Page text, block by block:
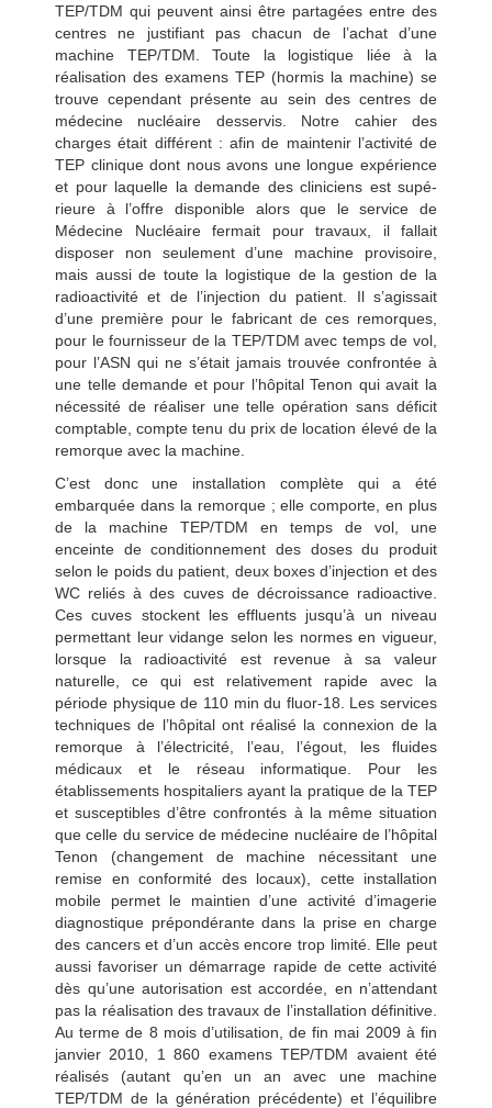
TEP/TDM qui peuvent ainsi être partagées entre des
centres ne justifiant pas chacun de l’achat d’une
machine TEP/TDM. Toute la logistique liée à la
réalisation des examens TEP (hormis la machine) se
trouve cependant présente au sein des centres de
médecine nucléaire desservis. Notre cahier des
charges était différent : afin de maintenir l’activité de
TEP clinique dont nous avons une longue expérience
et pour laquelle la demande des cliniciens est supé-
rieure à l’offre disponible alors que le service de
Médecine Nucléaire fermait pour travaux, il fallait
disposer non seulement d’une machine provisoire,
mais aussi de toute la logistique de la gestion de la
radioactivité et de l’injection du patient. Il s’agissait
d’une première pour le fabricant de ces remorques,
pour le fournisseur de la TEP/TDM avec temps de vol,
pour l’ASN qui ne s’était jamais trouvée confrontée à
une telle demande et pour l’hôpital Tenon qui avait la
nécessité de réaliser une telle opération sans déficit
comptable, compte tenu du prix de location élevé de la
remorque avec la machine.
C’est donc une installation complète qui a été
embarquée dans la remorque ; elle comporte, en plus
de la machine TEP/TDM en temps de vol, une
enceinte de conditionnement des doses du produit
selon le poids du patient, deux boxes d’injection et des
WC reliés à des cuves de décroissance radioactive.
Ces cuves stockent les effluents jusqu’à un niveau
permettant leur vidange selon les normes en vigueur,
lorsque la radioactivité est revenue à sa valeur
naturelle, ce qui est relativement rapide avec la
période physique de 110 min du fluor-18. Les services
techniques de l’hôpital ont réalisé la connexion de la
remorque à l’électricité, l’eau, l’égout, les fluides
médicaux et le réseau informatique. Pour les
établissements hospitaliers ayant la pratique de la TEP
et susceptibles d’être confrontés à la même situation
que celle du service de médecine nucléaire de l’hôpital
Tenon (changement de machine nécessitant une
remise en conformité des locaux), cette installation
mobile permet le maintien d’une activité d’imagerie
diagnostique prépondérante dans la prise en charge
des cancers et d’un accès encore trop limité. Elle peut
aussi favoriser un démarrage rapide de cette activité
dès qu’une autorisation est accordée, en n’attendant
pas la réalisation des travaux de l’installation définitive.
Au terme de 8 mois d’utilisation, de fin mai 2009 à fin
janvier 2010, 1 860 examens TEP/TDM avaient été
réalisés (autant qu’en un an avec une machine
TEP/TDM de la génération précédente) et l’équilibre